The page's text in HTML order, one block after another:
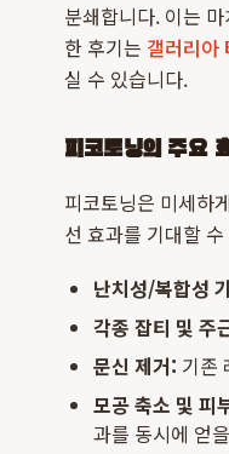
분쇄합니다. 이는
한 후기는 갤러리
실 수 있습니다.
피코토닝의 주요
피코토닝은 미세하
선 효과를 기대할
난치성/복합성
각종 잡티 및 주
문신 제거: 기존
모공 축소 및 피
과를 동시에 얻